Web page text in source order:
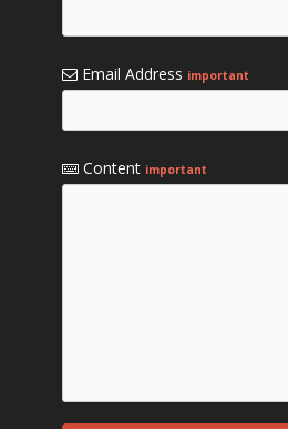
Email Address important
Content important